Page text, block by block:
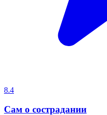
8.4
Сам о сострадании